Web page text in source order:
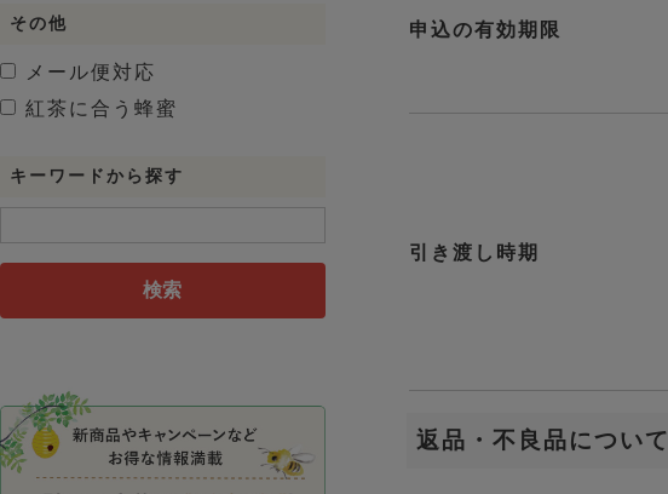
申込の有効期限
引き渡し時期
返品・不良品について
その他
メール便対応
紅茶に合う蜂蜜
キーワードから探す
検索